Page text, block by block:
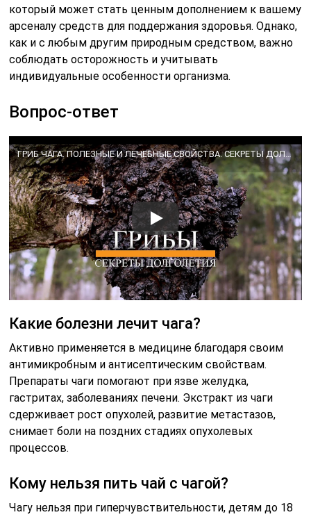
который может стать ценным дополнением к вашему
арсеналу средств для поддержания здоровья. Однако,
как и с любым другим природным средством, важно
соблюдать осторожность и учитывать
индивидуальные особенности организма.
Вопрос-ответ
ГРИБ ЧАГА. ПОЛЕЗНЫЕ И ЛЕЧЕБНЫЕ СВОЙСТВА. СЕКРЕТЫ ДОЛГОЛЕТИЯ
Какие болезни лечит чага?
Активно применяется в медицине благодаря своим
антимикробным и антисептическим свойствам.
Препараты чаги помогают при язве желудка,
гастритах, заболеваниях печени. Экстракт из чаги
сдерживает рост опухолей, развитие метастазов,
снимает боли на поздних стадиях опухолевых
процессов.
Кому нельзя пить чай с чагой?
Чагу нельзя при гиперчувствительности, детям до 18